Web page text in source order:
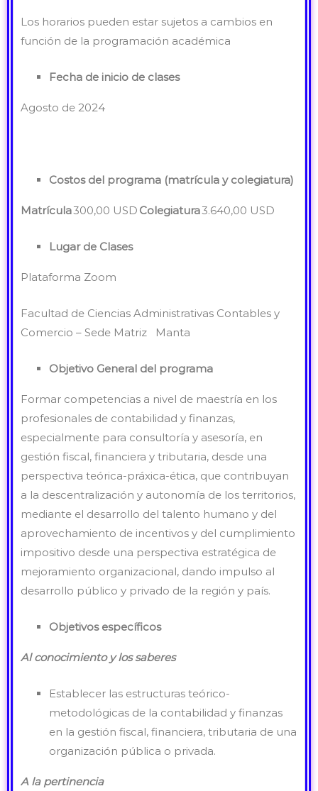
Los horarios pueden estar sujetos a cambios en
función de la programación académica
Fecha de inicio de clases
Agosto de 2024
Costos del programa (matrícula y colegiatura)
Matrícula300,00 USD Colegiatura3.640,00 USD
Lugar de Clases
Plataforma Zoom
Facultad de Ciencias Administrativas Contables y
Comercio – Sede Matriz Manta
Objetivo General del programa
Formar competencias a nivel de maestría en los
profesionales de contabilidad y finanzas,
especialmente para consultoría y asesoría, en
gestión fiscal, financiera y tributaria, desde una
perspectiva teórica-práxica-ética, que contribuyan
a la descentralización y autonomía de los territorios,
mediante el desarrollo del talento humano y del
aprovechamiento de incentivos y del cumplimiento
impositivo desde una perspectiva estratégica de
mejoramiento organizacional, dando impulso al
desarrollo público y privado de la región y país.
Objetivos específicos
Al conocimiento y los saberes
Establecer las estructuras teórico-
metodológicas de la contabilidad y finanzas
en la gestión fiscal, financiera, tributaria de una
organización pública o privada.
A la pertinencia